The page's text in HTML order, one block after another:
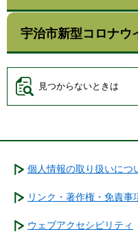
宇治市新型コロナウ
見つからないときは
個人情報の取り扱いにつ
リンク・著作権・免責事
ウェブアクセシビリティ